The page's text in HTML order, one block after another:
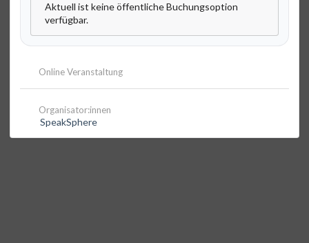
Aktuell ist keine öffentliche Buchungsoption
verfügbar.
Online Veranstaltung
Organisator:innen
SpeakSphere